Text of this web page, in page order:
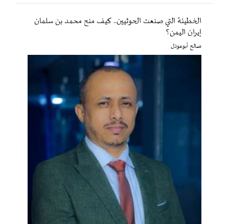
الخطيئة التي صنعت الحوثيين.. كيف منح محمد بن سلمان
إيران اليمن؟
صالح أبوعوذل